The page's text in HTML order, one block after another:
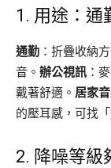
1. 用途：通
通勤 ：折疊收納
音。 辦公視訊 ：
戴著舒適。 居家
的壓耳感，可找
2. 降噪等級